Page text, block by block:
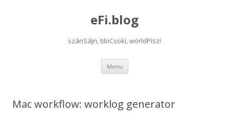
eFi.blog
szánSájn, tibiCsoki, wörldPísz!
Menu Skip
content
Mac workflow: worklog generator